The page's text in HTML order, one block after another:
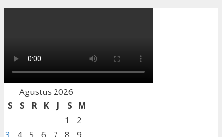
Agustus 2026
S
S R K J S
M
1
2
3
4 5 6 7 8
9